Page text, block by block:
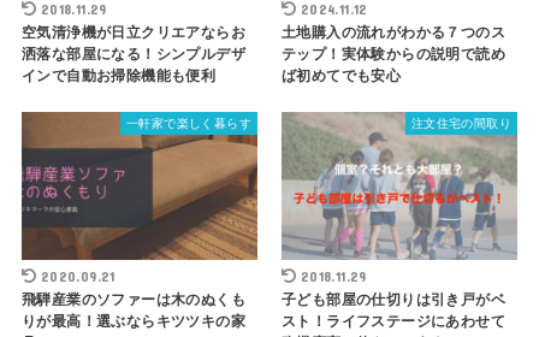
2018.11.29
空気清浄機が日立クリエアならお
洒落な部屋になる！シンプルデザ
インで自動お掃除機能も便利
2024.11.12
土地購入の流れがわかる７つのス
テップ！実体験からの説明で読め
ば初めてでも安心
一軒家で楽しく暮らす
2020.09.21
飛騨産業のソファーは木のぬくも
りが最高！選ぶならキツツキの家
注文住宅の間取り
2018.11.29
子ども部屋の仕切りは引き戸がベ
スト！ライフステージにあわせて